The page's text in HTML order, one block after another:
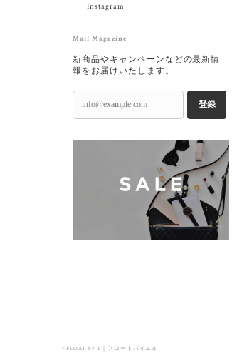
Instagram
Mail Magazine
新商品やキャンペーンなどの最新情
報をお届けいたします。
登録
©FLOAT by L｜フロートバイエル